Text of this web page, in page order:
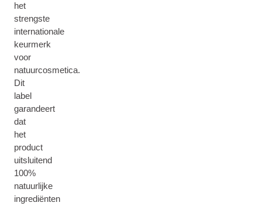
het
strengste
internationale
keurmerk
voor
natuurcosmetica.
Dit
label
garandeert
dat
het
product
uitsluitend
100%
natuurlijke
ingrediënten